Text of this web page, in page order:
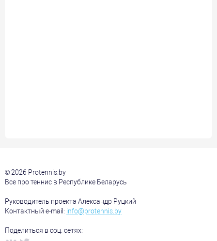
© 2026 Protennis.by
Все про теннис в Республике Беларусь
Руководитель проекта Александр Руцкий
Контактный e-mail: info@protennis.by
Поделиться в соц. сетях: